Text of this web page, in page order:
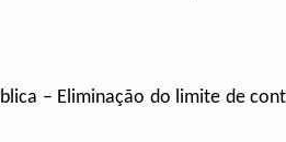
– Eliminação do limite de